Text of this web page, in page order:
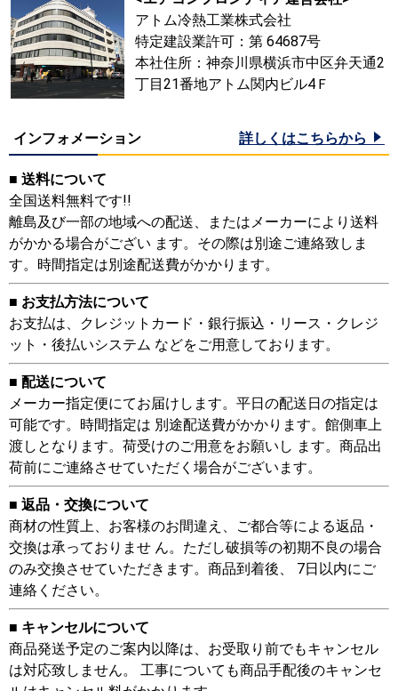
アトム冷熱工業株式会社
特定建設業許可：第 64687号
本社住所：神奈川県横浜市中区弁天通2
丁目21番地アトム関内ビル4Ｆ
インフォメーション 詳しくはこちらから
■ 送料について
全国送料無料です!!
離島及び一部の地域への配送、またはメーカーにより送料
がかかる場合がござい ます。その際は別途ご連絡致しま
す。時間指定は別途配送費がかかります。
■ お支払方法について
お支払は、クレジットカード・銀行振込・リース・クレジ
ット・後払いシステム などをご用意しております。
■ 配送について
メーカー指定便にてお届けします。平日の配送日の指定は
可能です。時間指定は 別途配送費がかかります。館側車上
渡しとなります。荷受けのご用意をお願いし ます。商品出
荷前にご連絡させていただく場合がございます。
■ 返品・交換について
商材の性質上、お客様のお間違え、ご都合等による返品・
交換は承っておりませ ん。ただし破損等の初期不良の場合
のみ交換させていただきます。商品到着後、 7日以内にご
連絡ください。
■ キャンセルについて
商品発送予定のご案内以降は、お受取り前でもキャンセル
は対応致しません。 工事についても商品手配後のキャンセ